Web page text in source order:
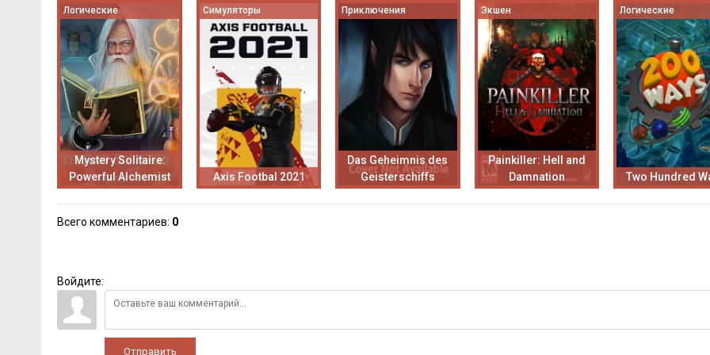
Логические
Mystery Solitaire:
Powerful Alchemist
Симуляторы
Axis Footbal 2021
Приключения
Das Geheimnis des
Geisterschiffs
Экшен
Painkiller: Hell and
Damnation
Логические
Two Hundred
Всего комментариев: 0
Войдите:
Отправить